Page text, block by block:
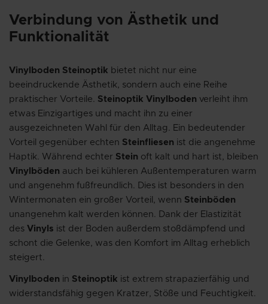
Verbindung von Ästhetik und
Funktionalität
Vinylboden Steinoptik bietet nicht nur eine
beeindruckende Ästhetik, sondern auch eine Reihe
praktischer Vorteile. Steinoptik Vinylboden verleiht ihm
etwas Einzigartiges und macht ihn zu einer
ausgezeichneten Wahl für den Alltag. Ein bedeutender
Vorteil gegenüber echten Steinfliesen ist die angenehme
Haptik. Während echter Stein oft kalt und hart ist, bleiben
Vinylböden auch bei kühleren Außentemperaturen warm
und angenehm fußfreundlich. Dies ist besonders in den
Wintermonaten ein großer Vorteil, wenn Steinböden
unangenehm kalt werden können. Dank der Elastizität
des Vinyls ist der Boden außerdem stoßdämpfend und
schont die Gelenke, was den Komfort im Alltag erheblich
steigert.
Vinylboden in Steinoptik ist extrem strapazierfähig und
widerstandsfähig gegen Kratzer, Stöße und Feuchtigkeit.